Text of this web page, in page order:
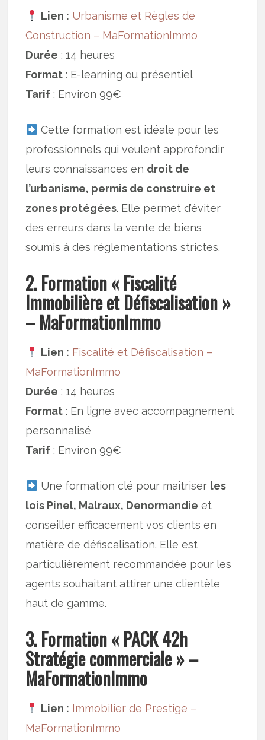
Lien : Urbanisme et Règles de
Construction – MaFormationImmo
Durée : 14 heures
Format : E-learning ou présentiel
Tarif : Environ 99€
Cette formation est idéale pour les
professionnels qui veulent approfondir
leurs connaissances en droit de
l’urbanisme, permis de construire et
zones protégées. Elle permet d’éviter
des erreurs dans la vente de biens
soumis à des réglementations strictes.
2. Formation « Fiscalité
Immobilière et Défiscalisation »
– MaFormationImmo
Lien : Fiscalité et Défiscalisation –
MaFormationImmo
Durée : 14 heures
Format : En ligne avec accompagnement
personnalisé
Tarif : Environ 99€
Une formation clé pour maîtriser les
lois Pinel, Malraux, Denormandie et
conseiller efficacement vos clients en
matière de défiscalisation. Elle est
particulièrement recommandée pour les
agents souhaitant attirer une clientèle
haut de gamme.
3. Formation « PACK 42h
Stratégie commerciale » –
MaFormationImmo
Lien : Immobilier de Prestige –
MaFormationImmo